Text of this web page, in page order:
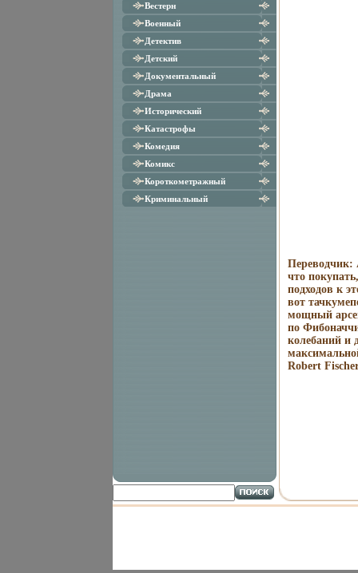
Вестерн
Военный
Детектив
Детский
Документальный
Драма
Исторический
Катастрофы
Комедия
Комикс
Короткометражный
Криминальный
Переводчик:
что
подходов к
вот
мощный
по
колебаний и
Robert